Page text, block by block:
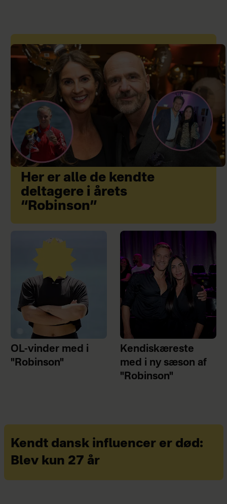
Her er alle de kendte
deltagere i årets
“Robinson”
OL-vinder med i
"Robinson"
Kendiskæreste
med i ny sæson af
"Robinson"
Kendt dansk influencer er død:
Blev kun 27 år